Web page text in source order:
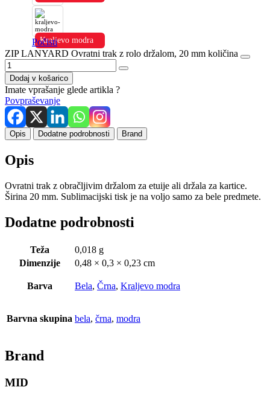
Kraljevo modra
Počisti
ZIP LANYARD Ovratni trak z rolo držalom, 20 mm količina
Dodaj v košarico
Imate vprašanje glede artikla ?
Povpraševanje
Opis Dodatne podrobnosti Brand
Opis
Ovratni trak z obračljivim držalom za etuije ali držala za kartice.
Širina 20 mm. Sublimacijski tisk je na voljo samo za bele predmete.
Dodatne podrobnosti
Teža
0,018 g
Dimenzije
0,48 × 0,3 × 0,23 cm
Barva Bela, Črna, Kraljevo modra
Barvna skupina bela, črna, modra
Brand
MID